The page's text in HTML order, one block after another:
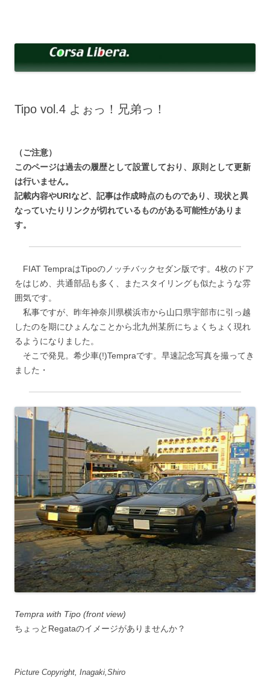
へ
ッ
Tipo vol.4 よぉっ！兄弟っ！
（ご注意）
このページは過去の履歴として設置しており、原則として更新
は行いません。
記載内容やURIなど、記事は作成時点のものであり、現状と異
なっていたりリンクが切れているものがある可能性がありま
す。
FIAT TempraはTipoのノッチバックセダン版です。4枚のドア
をはじめ、共通部品も多く、またスタイリングも似たような雰
囲気です。
私事ですが、昨年神奈川県横浜市から山口県宇部市に引っ越
したのを期にひょんなことから北九州某所にちょくちょく現れ
るようになりました。
そこで発見。希少車(!)Tempraです。早速記念写真を撮ってき
ました・
Tempra with Tipo (front view)
ちょっとRegataのイメージがありませんか？
Picture Copyright, Inagaki,Shiro